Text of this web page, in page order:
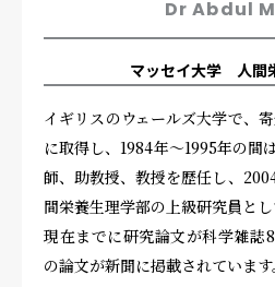
Dr Abdul
マッセイ大学 人間
イギリスのウェールズ大学で、
に取得し、1984年～1995年の間
師、助教授、教授を歴任し、
間栄養生理学部の上級研究員とし
現在までに研究論文が科学雑誌
の論文が新聞に掲載されています